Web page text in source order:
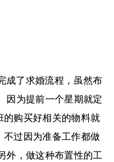
成了求婚流程，虽然布
因为提前一个星期就定
购买好相关的物料就
过因为准备工作都做
外，做这种布置性的工